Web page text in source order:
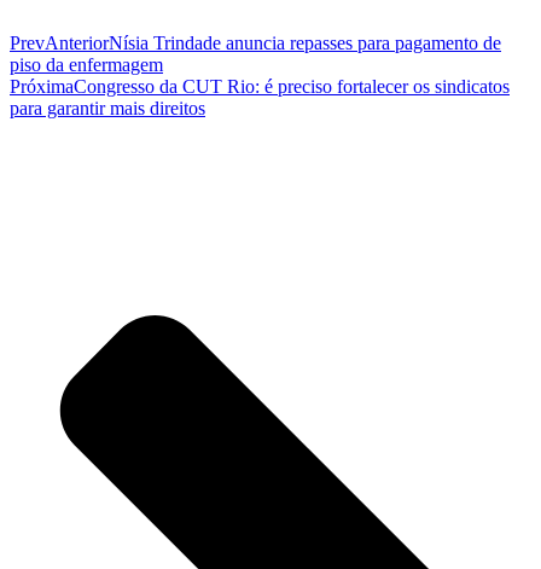
PrevAnteriorNísia Trindade anuncia repasses para pagamento de
piso da enfermagem
PróximaCongresso da CUT Rio: é preciso fortalecer os sindicatos
para garantir mais direitos